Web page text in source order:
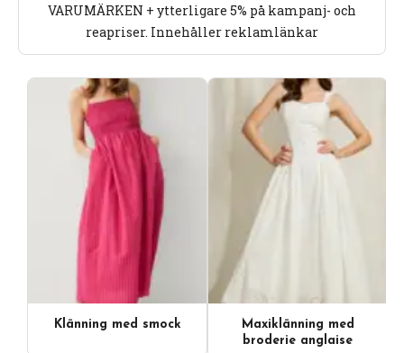
VARUMÄRKEN + ytterligare 5% på kampanj- och
reapriser. Innehåller reklamlänkar
Klänning med smock
Maxiklänning med
broderie anglaise